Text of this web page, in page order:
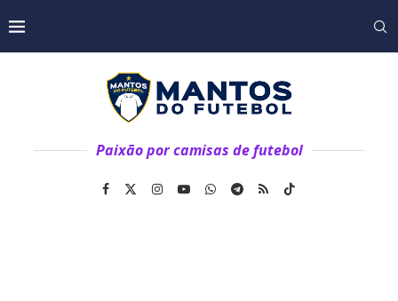
Paixão por camisas de futebol